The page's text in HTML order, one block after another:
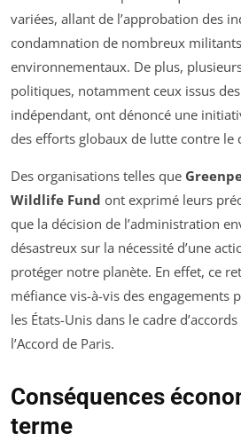
variées, allant de l’approbation des
condamnation de nombreux
environnementaux. De plus,
politiques, notamment ceux issus
indépendant, ont dénoncé une
des efforts globaux de lutte contre le
Des organisations telles que
Wildlife Fund ont exprimé leurs
que la décision de l’administration
désastreux sur la nécessité d’une
protéger notre planète. En effet, ce
méfiance vis-à-vis des engagements
les États-Unis dans le cadre
l’Accord de Paris.
Conséquences
terme